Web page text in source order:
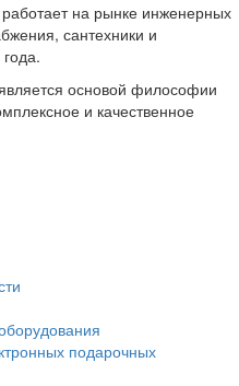
на рынке инженерных
сантехники и
основой философии
и качественное
подарочных